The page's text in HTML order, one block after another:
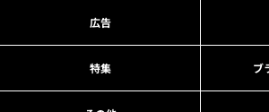
広告
特集 ブ